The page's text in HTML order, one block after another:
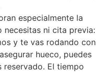
especialmente la
necesitas ni cita previa:
y te vas rodando con
hueco, puedes
reservado. El tiempo